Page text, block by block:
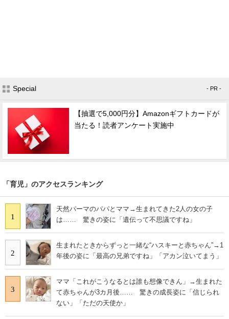
Special - PR -
【抽選で5,000円分】Amazonギフトカードが
当たる！読者アンケート実施中
「育児」のアクセスランキング
1
天然パーマのパパとママ→生まれてきた2人の女の子
は…… 驚きの姿に「遺伝って不思議ですね」
2
生まれたときからずっと一緒な“ハスキーと赤ちゃん”→1
年後の姿に「最高の兄弟ですね」「アカン泣いてまう」
3
ママ「これがこうなるとは誰も想像できん」→生まれた
て赤ちゃんが3カ月後…… 驚きの成長姿に「信じられ
ない」「ただの天使か」